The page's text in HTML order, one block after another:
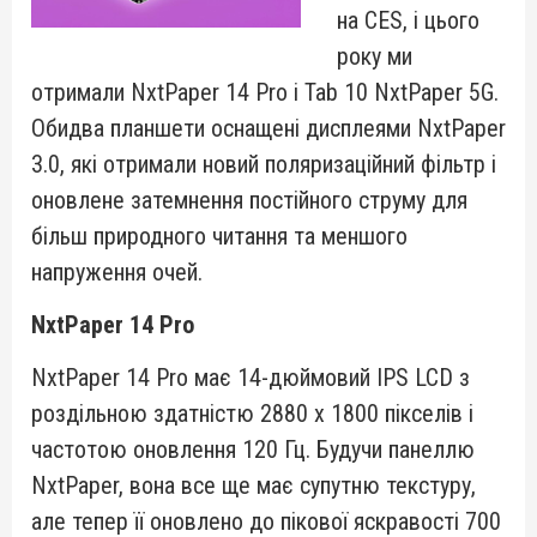
на CES, і цього
року ми
отримали NxtPaper 14 Pro і Tab 10 NxtPaper 5G.
Обидва планшети оснащені дисплеями NxtPaper
3.0, які отримали новий поляризаційний фільтр і
оновлене затемнення постійного струму для
більш природного читання та меншого
напруження очей.
NxtPaper 14 Pro
NxtPaper 14 Pro має 14-дюймовий IPS LCD з
роздільною здатністю 2880 x 1800 пікселів і
частотою оновлення 120 Гц. Будучи панеллю
NxtPaper, вона все ще має супутню текстуру,
але тепер її оновлено до пікової яскравості 700